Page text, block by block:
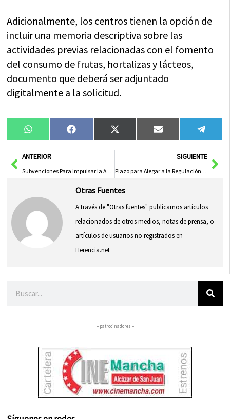
Adicionalmente, los centros tienen la opción de
incluir una memoria descriptiva sobre las
actividades previas relacionadas con el fomento
del consumo de frutas, hortalizas y lácteos,
documento que deberá ser adjuntado
digitalmente a la solicitud.
Compartir
en
WhatsAppCompartir
en
FacebookCompartir
en
X
(Twitter)
Compartir
en
Email
en
AntANTERIOR
Subvenciones Para Impulsar la Actividad Cultural en Áreas Rurales de Castilla-La Mancha
SIGUIENTE
Plazo para Alegar a la Regulación de Centros de Estética y Clínicas Dentales Abre Este Miércoles
Otras Fuentes
A través de "Otras fuentes" publicamos artículos
relacionados de otros medios, notas de prensa, o
artículos de usuarios no registrados en
Herencia.net
– patrocinadores –